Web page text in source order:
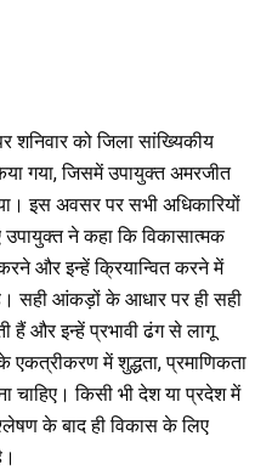
शनिवार को जिला सांख्यिकीय
गया, जिसमें उपायुक्त अमरजीत
इस अवसर पर सभी अधिकारियों
उपायुक्त ने कहा कि विकासात्मक
और इन्हें क्रियान्वित करने में
सही आंकड़ों के आधार पर ही सही
हैं और इन्हें प्रभावी ढंग से लागू
में शुद्धता, प्रमाणिकता
चाहिए। किसी भी देश या प्रदेश में
के बाद ही विकास के लिए